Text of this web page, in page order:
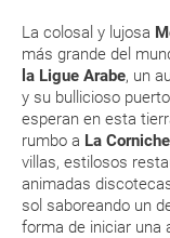
La colosal y lujosa
más grande del
la Ligue Arabe, un
y su bullicioso
esperan en esta
rumbo a La Corniche
villas, estilosos
animadas
sol saboreando un
forma de iniciar una
¿Con cuánta
aeropuerto?
RESERVAR
paquete
Al realizar la